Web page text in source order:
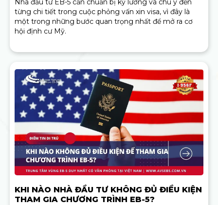
Nhà đầu tư EB-5 cần chuẩn bị kỹ lưỡng và chú ý đến
từng chi tiết trong cuộc phỏng vấn xin visa, vì đây là
một trong những bước quan trọng nhất để mở ra cơ
hội định cư Mỹ.
KHI NÀO NHÀ ĐẦU TƯ KHÔNG ĐỦ ĐIỀU KIỆN
THAM GIA CHƯƠNG TRÌNH EB-5?